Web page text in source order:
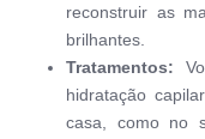
reconstruir as
brilhantes.
Tratamentos:
hidratação
casa, como no